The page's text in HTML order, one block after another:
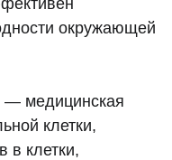
окружающей
медицинская
клетки,
в клетки,